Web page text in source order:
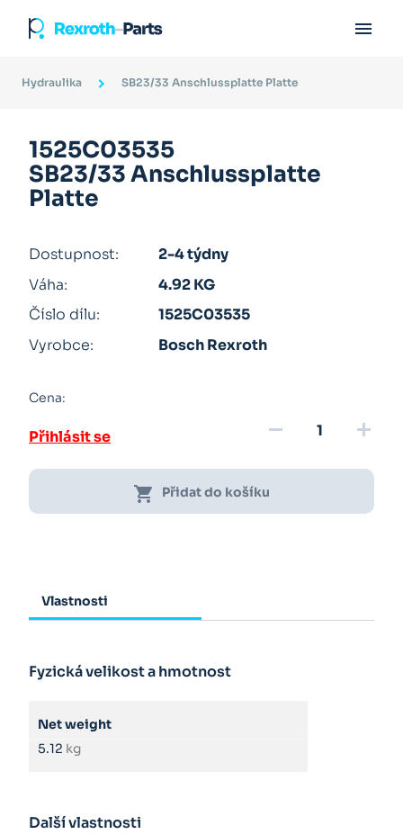

Hydraulika SB23/33 Anschlussplatte Platte
1525C03535
SB23/33 Anschlussplatte
Platte
Dostupnost:
2-4 týdny
Váha:
4.92 KG
Číslo dílu:
1525C03535
Vyrobce:
Bosch Rexroth
Cena:
Přihlásit se remove add
shopping_cart Přidat do košíku
Vlastnosti
Fyzická velikost a hmotnost
Net weight
5.12 kg
Další vlastnosti